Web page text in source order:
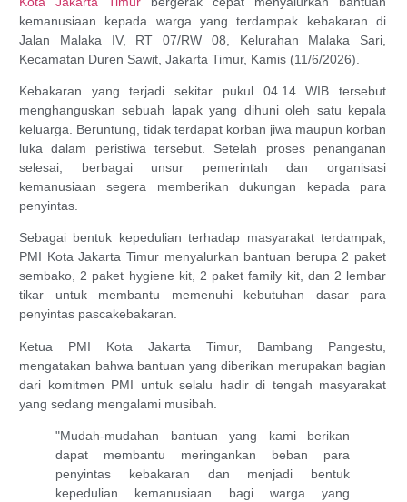
kemanusiaan kepada warga yang terdampak kebakaran di
Jalan Malaka IV, RT 07/RW 08, Kelurahan Malaka Sari,
Kecamatan Duren Sawit, Jakarta Timur, Kamis (11/6/2026).
Kebakaran yang terjadi sekitar pukul 04.14 WIB tersebut
menghanguskan sebuah lapak yang dihuni oleh satu kepala
keluarga. Beruntung, tidak terdapat korban jiwa maupun korban
luka dalam peristiwa tersebut. Setelah proses penanganan
selesai, berbagai unsur pemerintah dan organisasi
kemanusiaan segera memberikan dukungan kepada para
penyintas.
Sebagai bentuk kepedulian terhadap masyarakat terdampak,
PMI Kota Jakarta Timur menyalurkan bantuan berupa 2 paket
sembako, 2 paket hygiene kit, 2 paket family kit, dan 2 lembar
tikar untuk membantu memenuhi kebutuhan dasar para
penyintas pascakebakaran.
Ketua PMI Kota Jakarta Timur, Bambang Pangestu,
mengatakan bahwa bantuan yang diberikan merupakan bagian
dari komitmen PMI untuk selalu hadir di tengah masyarakat
yang sedang mengalami musibah.
"Mudah-mudahan bantuan yang kami berikan
dapat membantu meringankan beban para
penyintas kebakaran dan menjadi bentuk
kepedulian kemanusiaan bagi warga yang